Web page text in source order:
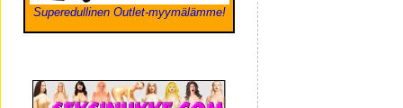
Superedullinen Outlet-myymälämme!